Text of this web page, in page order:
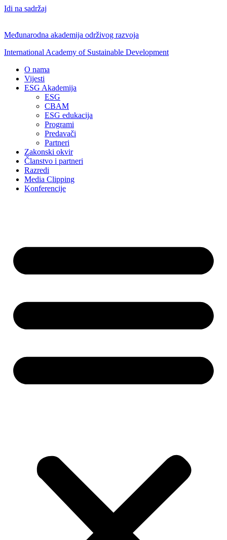
Idi na sadržaj
Međunarodna akademija održivog razvoja
International Academy of Sustainable Development
O nama
Vijesti
ESG Akademija
ESG
CBAM
ESG edukacija
Programi
Predavači
Partneri
Zakonski okvir
Članstvo i partneri
Razredi
Media Clipping
Konferencije